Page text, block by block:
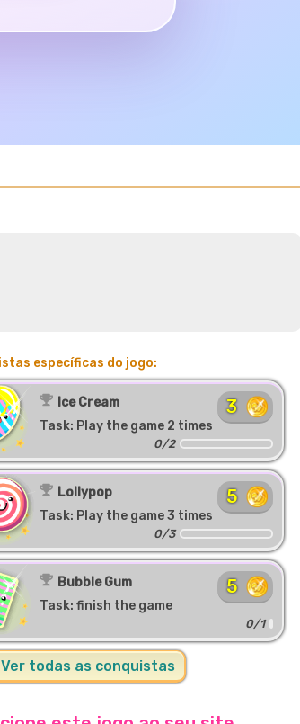
específicas do jogo:
Ice Cream
Task: Play the game 2 times
3
0/2
Lollypop
Task: Play the game 3 times
5
0/3
Bubble Gum
Task: finish the game
5
0/1
Ver todas as conquistas